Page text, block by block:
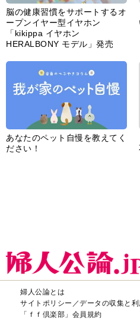
脳の健康習慣をサポートするオ
ープンイヤー型イヤホン
「kikippa イヤホン
HERALBONY モデル」発売
あなたのペット自慢を教えてく
ださい！
婦人公論とは
サイトポリシー／データの収集と
「ｆｆ倶楽部」会員規約